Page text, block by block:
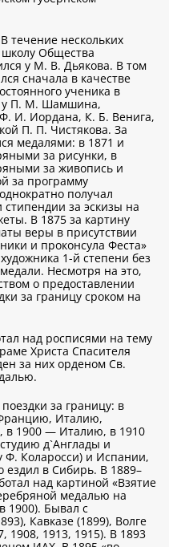
течение нескольких
Общества
у М. В. Дьякова. В том
сначала в качестве
ученика в
у П. М. Шамшина,
И. Иордана, К. Б. Венига,
П. П. Чистякова. За
медалями: в 1871 и
за рисунки, в
за живопись и
за программу
получал
за эскизы на
В 1875 за картину
веры в присутствии
и проконсула Феста»
1-й степени без
Несмотря на это,
о предоставлении
за границу сроком на
над росписями на тему
Христа Спасителя
за них орденом Св.
за границу: в
Италию,
1900 — Италию, в 1910
д`Англады и
Ф. Коларосси) и Испании,
ездил в Сибирь. В 1889–
над картиной «Взятие
медалью на
1900). Бывал с
Кавказе (1899), Волге
1908, 1913, 1915). В 1893